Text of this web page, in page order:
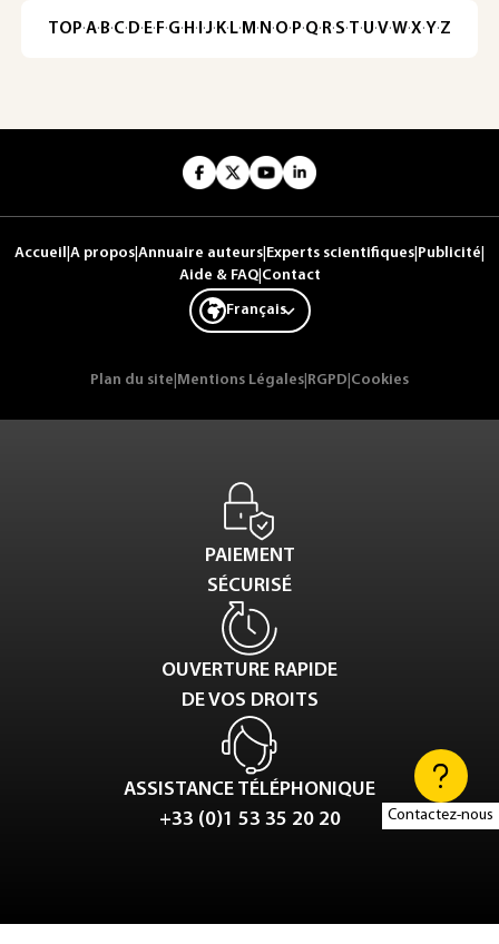
Contactez-nous
TOP·A·B·C· D· E· F·G· H · ·J· K· L· M · N ·O· P·Q· R·S·T·U·V·W·X·Y·Z
Accueil A propos Annuaire auteurs Experts scientifiques Publicité
Aide & FAQ| Contact
Français
Plan du site Mentions Légales RGPD Cookies
PAIEMENT
SÉCURISÉ
OUVERTURE RAPIDE
DE VOS DROITS
ASSISTANCE TÉLÉPHONIQUE
+33 (0)1 53 35 20 20